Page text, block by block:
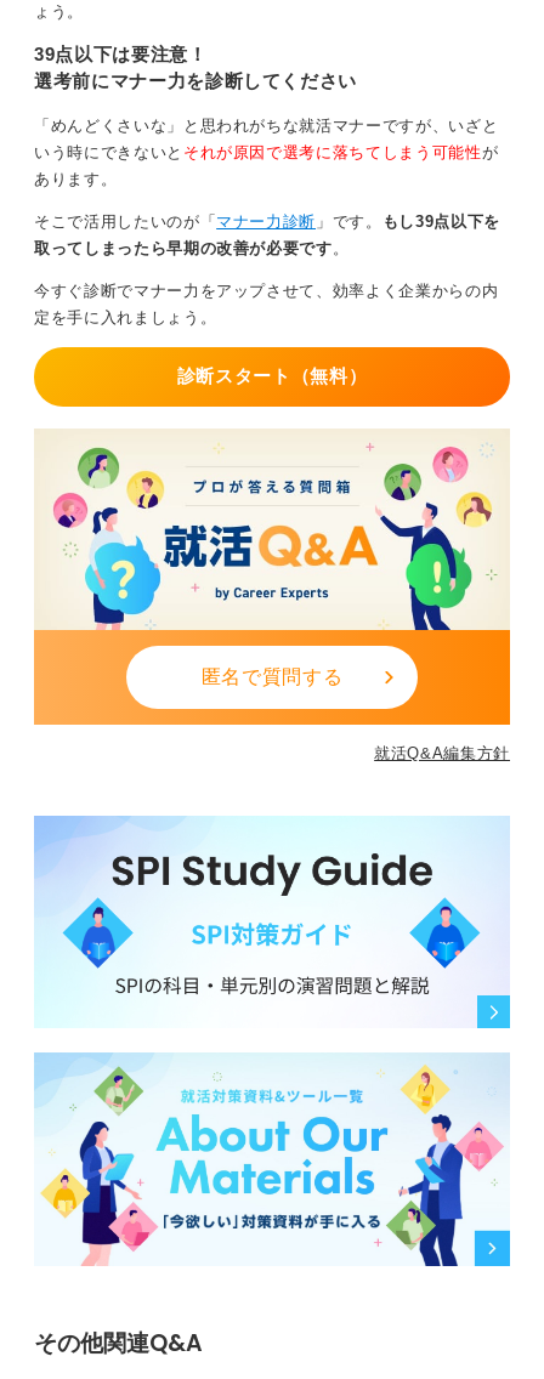
「反応は大きめに」が鉄則！ 画面越しでも意欲をア
面接中、画面越しでは気持ちが伝わりにくいです。その
ため、対面以上に意識してあいづちを打ったり、うなず
いたりすることが大切だと覚えておきましょう。
服装はビジネスカジュアルが無難です。最後にきちんと
お礼の挨拶をしてから、接続を切ることも忘れないよう
にしましょう。
0
ょう。
39点以下は要注意！
選考前にマナー力を診断してください
「めんどくさいな」と思われがちな就活マナーですが、いざと
いう時にできないと それが原因で選考に落ちてしまう可能性が
あります。
そこで活用したいのが「 マナー力診断 」です。
もし39点以下を
取ってしまったら早期の改善が必要です。
今すぐ診断でマナー力をアップさせて、効率よく企業からの内
定を手に入れましょう。
診断スタート（無料）
匿名で質問する
就活Q&A編集方針
その他関連Q&A